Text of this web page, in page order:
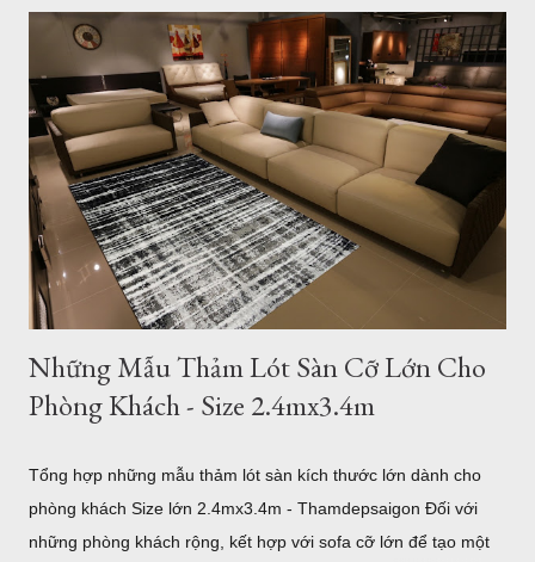
Những Mẫu Thảm Lót Sàn Cỡ Lớn Cho
Phòng Khách - Size 2.4mx3.4m
Tổng hợp những mẫu thảm lót sàn kích thước lớn dành cho
phòng khách Size lớn 2.4mx3.4m - Thamdepsaigon Đối với
những phòng khách rộng, kết hợp với sofa cỡ lớn để tạo một